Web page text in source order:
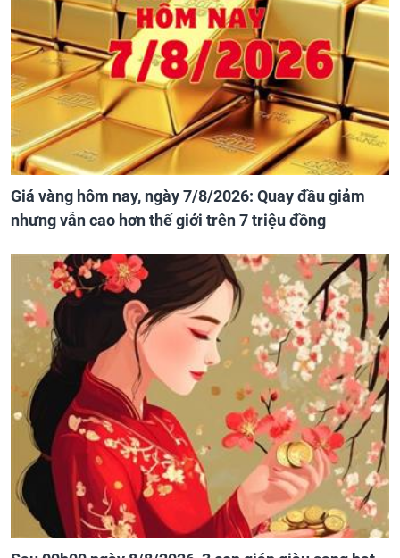
Giá vàng hôm nay, ngày 7/8/2026: Quay đầu giảm
nhưng vẫn cao hơn thế giới trên 7 triệu đồng